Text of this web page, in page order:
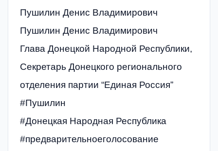
Пушилин Денис Владимирович
Пушилин Денис Владимирович
Глава Донецкой Народной Республики,
Секретарь Донецкого регионального
отделения партии “Единая Россия”
#Пушилин
#Донецкая Народная Республика
#предварительноеголосование